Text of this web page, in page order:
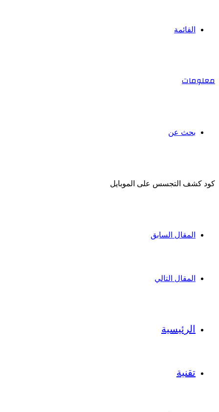
القائمة
معلومات
بحث عن
كود كشف التجسس على الموبايل
المقال السابق
المقال التالي
الرئيسية
تقنية